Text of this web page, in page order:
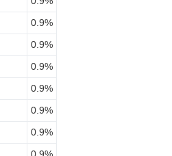
0.9%
0.9%
0.9%
0.9%
0.9%
0.9%